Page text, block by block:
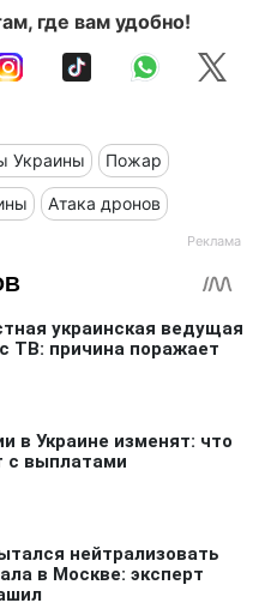
где вам удобно!
Украины Пожар
Атака дронов